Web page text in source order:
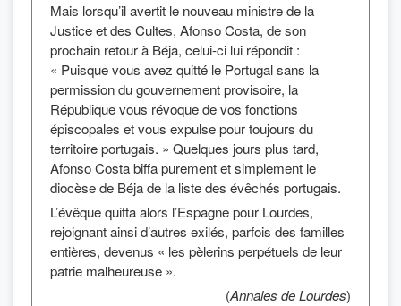
Mais lorsqu’il avertit le nouveau ministre de la
Justice et des Cultes, Afonso Costa, de son
prochain retour à Béja, celui-ci lui répondit :
« Puisque vous avez quitté le Portugal sans la
permission du gouvernement provisoire, la
République vous révoque de vos fonctions
épiscopales et vous expulse pour toujours du
territoire portugais. » Quelques jours plus tard,
Afonso Costa biffa purement et simplement le
diocèse de Béja de la liste des évêchés portugais.
L’évêque quitta alors l’Espagne pour Lourdes,
rejoignant ainsi d’autres exilés, parfois des familles
entières, devenus « les pèlerins perpétuels de leur
patrie malheureuse ».
(Annales de Lourdes)